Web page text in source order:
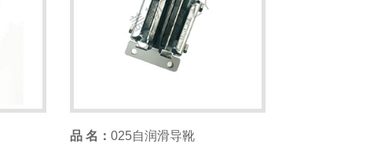
品 名： 025自润滑导靴